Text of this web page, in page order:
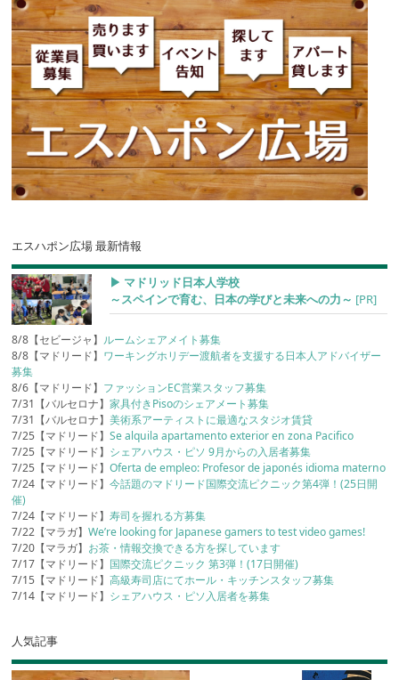
エスハポン広場 最新情報
▶︎ マドリッド日本人学校
～スペインで育む、日本の学びと未来への力～ [PR]
8/8【セビージャ】 ルームシェアメイト募集
8/8【マドリード】 ワーキングホリデー渡航者を支援する日本人アドバイザー
募集
8/6【マドリード】 ファッションEC営業スタッフ募集
7/31【バルセロナ】家具付きPisoのシェアメート募集
7/31【バルセロナ】美術系アーティストに最適なスタジオ賃貸
7/25【マドリード】Se alquila apartamento exterior en zona Pacifico
7/25【マドリード】 シェアハウス・ピソ 9月からの入居者募集
7/25【マドリード】Oferta de empleo: Profesor de japonés idioma materno
7/24【マドリード】今話題のマドリード国際交流ピクニック第4弾！(25日開
催)
7/24【マドリード】寿司を握れる方募集
7/22【マラガ】We’re looking for Japanese gamers to test video games!
7/20【マラガ】 お茶・情報交換できる方を探しています
7/17【マドリード】 国際交流ピクニック 第3弾！(17日開催)
7/15【マドリード】高級寿司店にてホール・キッチンスタッフ募集
7/14【マドリード】 シェアハウス・ピソ入居者を募集
人気記事